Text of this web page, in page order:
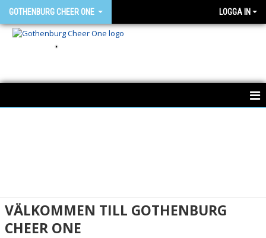
GOTHENBURG CHEER ONE LOGGA IN
.
BÖRJA HOS OSS
VÄLKOMMEN TILL GOTHENBURG
CHEER ONE